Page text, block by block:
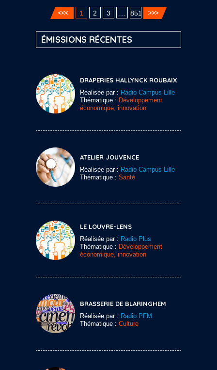
1 2 3 851
ÉMISSIONS RÉCENTES
DRAPERIES HALLYNCK ROUBAIX
Réalisée par : Radio Campus Lille
Thématique : Développement
économique, innovation
ATELIER JOUVENCE
Réalisée par : Radio Campus Lille
Thématique : Santé
LE LOUVRE-LENS
Réalisée par : Radio Plus
Thématique : Développement
économique, innovation
BRASSERIE DE BLARINGHEM
Réalisée par : Radio PFM
Thématique : Culture